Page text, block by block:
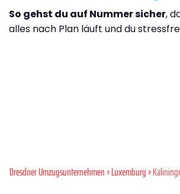
So gehst du auf Nummer sicher,
alles nach Plan läuft und du
Dresdner Umzugsunternehmen»Luxemburg»